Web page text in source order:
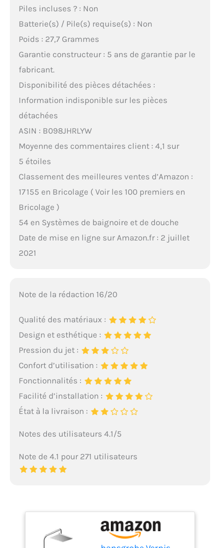
Piles incluses ? : Non
Batterie(s) / Pile(s) requise(s) : Non
Poids : 27,7 Grammes
Garantie constructeur : 5 ans de garantie par le
fabricant.
Disponibilité des pièces détachées :
Information indisponible sur les pièces
détachées
ASIN : B098JHRLYW
Moyenne des commentaires client : 4,1 sur
5 étoiles
Classement des meilleures ventes d’Amazon :
17 155 en Bricolage ( Voir les 100 premiers en
Bricolage )
54 en Systèmes de baignoire et de douche
Date de mise en ligne sur Amazon.fr : 2 juillet
2021
Note de la rédaction 16/20
Qualité des matériaux :
Design et esthétique :
Pression du jet :
Confort d’utilisation :
Fonctionnalités :
Facilité d’installation :
État à la livraison :
Notes des utilisateurs 4.1/5
Note de 4.1 pour 271 utilisateurs